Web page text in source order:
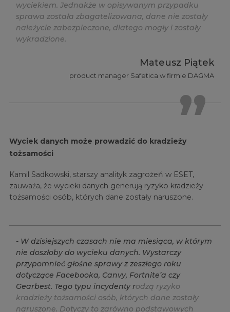
wyciekiem. Jednakże w opisywanym przypadku
sprawa została zbagatelizowana, dane nie zostały
należycie zabezpieczone, dlatego mogły i zostały
wykradzione.
Mateusz Piątek
product manager Safetica w firmie DAGMA
Wyciek danych może prowadzić do kradzieży
tożsamości
Kamil Sadkowski, starszy analityk zagrożeń w ESET,
zauważa, że wycieki danych generują ryzyko kradzieży
tożsamości osób, których dane zostały naruszone.
- W dzisiejszych czasach nie ma miesiąca, w którym
nie doszłoby do wycieku danych. Wystarczy
przypomnieć głośne sprawy z zeszłego roku
dotyczące Facebooka, Canvy, Fortnite’a czy
Gearbest. Tego typu incydenty rodzą ryzyko
kradzieży tożsamości osób, których dane zostały
naruszone. Dotyczy to zarówno podstawowych